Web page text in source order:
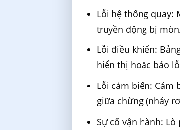
Lỗi hệ thống quay:
truyền động bị
Lỗi điều khiển:
hiển thị hoặc báo
Lỗi cảm biến: Cảm
giữa chừng (nhảy
Sự cố vận hành: